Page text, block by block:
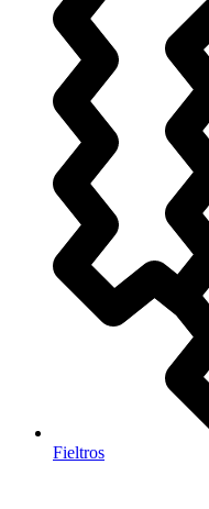
Fieltros